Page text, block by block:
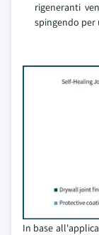
rigeneranti
spingendo per
In base